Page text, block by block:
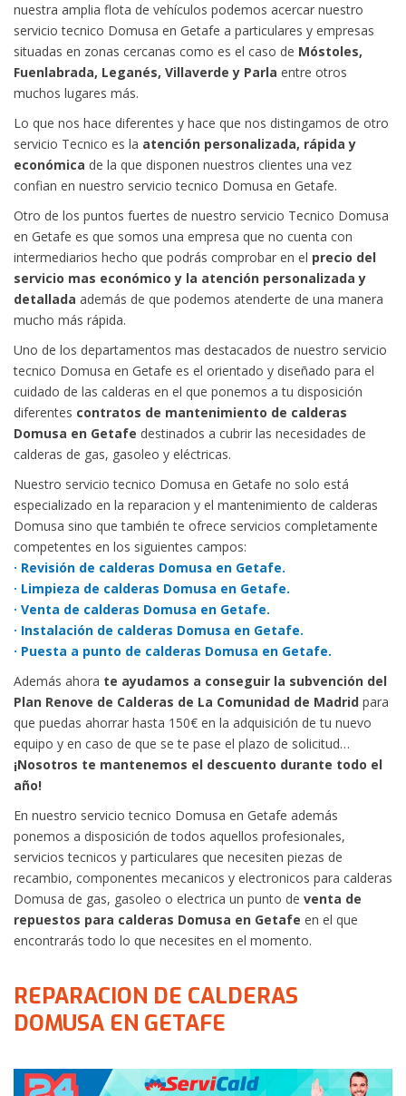
nuestra amplia flota de vehículos podemos acercar nuestro
servicio tecnico Domusa en Getafe a particulares y empresas
situadas en zonas cercanas como es el caso de Móstoles,
Fuenlabrada, Leganés, Villaverde y Parla entre otros
muchos lugares más.
Lo que nos hace diferentes y hace que nos distingamos de otro
servicio Tecnico es la atención personalizada, rápida y
económica de la que disponen nuestros clientes una vez
confian en nuestro servicio tecnico Domusa en Getafe.
Otro de los puntos fuertes de nuestro servicio Tecnico Domusa
en Getafe es que somos una empresa que no cuenta con
intermediarios hecho que podrás comprobar en el precio del
servicio mas económico y la atención personalizada y
detallada además de que podemos atenderte de una manera
mucho más rápida.
Uno de los departamentos mas destacados de nuestro servicio
tecnico Domusa en Getafe es el orientado y diseñado para el
cuidado de las calderas en el que ponemos a tu disposición
diferentes contratos de mantenimiento de calderas
Domusa en Getafe destinados a cubrir las necesidades de
calderas de gas, gasoleo y eléctricas.
Nuestro servicio tecnico Domusa en Getafe no solo está
especializado en la reparacion y el mantenimiento de calderas
Domusa sino que también te ofrece servicios completamente
competentes en los siguientes campos:
· Revisión de calderas Domusa en Getafe.
· Limpieza de calderas Domusa en Getafe.
· Venta de calderas Domusa en Getafe.
· Instalación de calderas Domusa en Getafe.
· Puesta a punto de calderas Domusa en Getafe.
Además ahora te ayudamos a conseguir la subvención del
Plan Renove de Calderas de La Comunidad de Madrid para
que puedas ahorrar hasta 150€ en la adquisición de tu nuevo
equipo y en caso de que se te pase el plazo de solicitud…
¡Nosotros te mantenemos el descuento durante todo el
año!
En nuestro servicio tecnico Domusa en Getafe además
ponemos a disposición de todos aquellos profesionales,
servicios tecnicos y particulares que necesiten piezas de
recambio, componentes mecanicos y electronicos para calderas
Domusa de gas, gasoleo o electrica un punto de venta de
repuestos para calderas Domusa en Getafe en el que
encontrarás todo lo que necesites en el momento.
REPARACION DE CALDERAS
DOMUSA EN GETAFE